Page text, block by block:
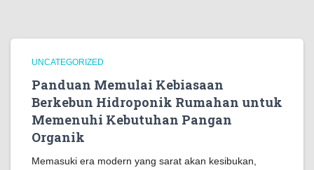
UNCATEGORIZED
Panduan Memulai Kebiasaan
Berkebun Hidroponik Rumahan untuk
Memenuhi Kebutuhan Pangan
Organik
Memasuki era modern yang sarat akan kesibukan,